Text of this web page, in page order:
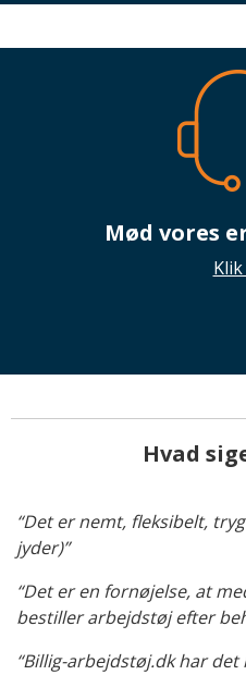
Mød vores
Hvad
“Det er nemt, fleksibelt,
jyder)”
“Det er en fornøjelse, at
bestiller arbejdstøj efter
“Billig-arbejdstøj.dk har det